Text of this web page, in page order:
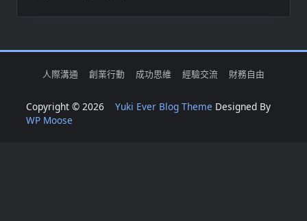
人際溝通 創業行動 成功思維 經驗交流 財務自由
Copyright © 2026 Yuki Ever Blog Theme Designed By
WP Moose